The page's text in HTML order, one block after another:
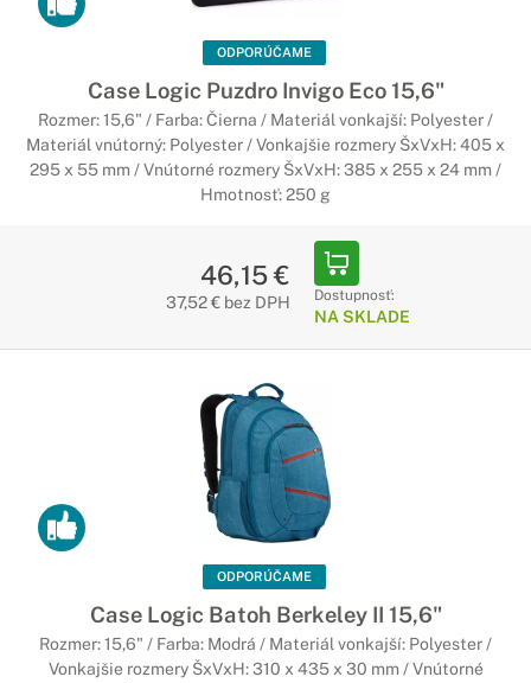
ODPORÚČAME
Case Logic Puzdro Invigo Eco 15,6"
Rozmer: 15,6" / Farba: Čierna / Materiál vonkajší: Polyester /
Materiál vnútorný: Polyester / Vonkajšie rozmery ŠxVxH: 405 x
295 x 55 mm / Vnútorné rozmery ŠxVxH: 385 x 255 x 24 mm /
Hmotnosť: 250 g
46,15 €
37,52 € bez DPH Dostupnosť:
NA SKLADE
ODPORÚČAME
Case Logic Batoh Berkeley II 15,6"
Rozmer: 15,6" / Farba: Modrá / Materiál vonkajší: Polyester /
Vonkajšie rozmery ŠxVxH: 310 x 435 x 30 mm / Vnútorné